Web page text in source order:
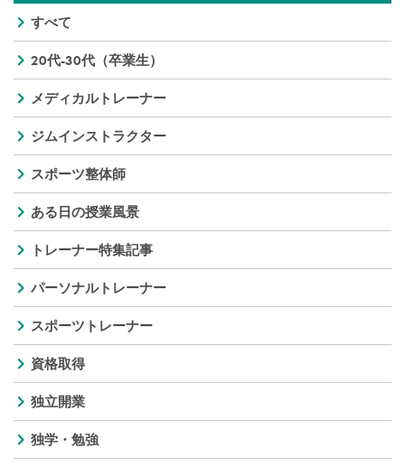
すべて
20代-30代（卒業生）
メディカルトレーナー
ジムインストラクター
スポーツ整体師
ある日の授業風景
トレーナー特集記事
パーソナルトレーナー
スポーツトレーナー
資格取得
独立開業
独学・勉強